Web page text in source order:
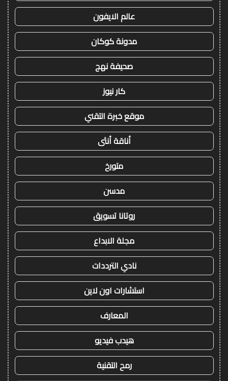
عالم الايفون
مدونة كوكان
صحيفة نهج
كار نيوز
موقع خبرة التقني
أناقة أنثى
متورخ
مدسن
روتانا تسويق
مجلة الابداع
نادي الترددات
استشارات اون لاين
المعارف
هيدب فيديو
رمح التقنية